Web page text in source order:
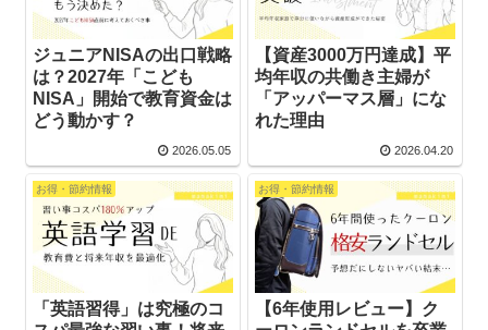
ジュニアNISAの出口戦略
は？2027年「こども
NISA」開始で教育資金は
どう動かす？
2026.05.05
【資産3000万円達成】平
均年収の共働き主婦が
「アッパーマス層」にな
れた理由
2026.04.20
お得・節約情報
「英語習得」は究極のコ
お得・節約情報
【6年使用レビュー】ク